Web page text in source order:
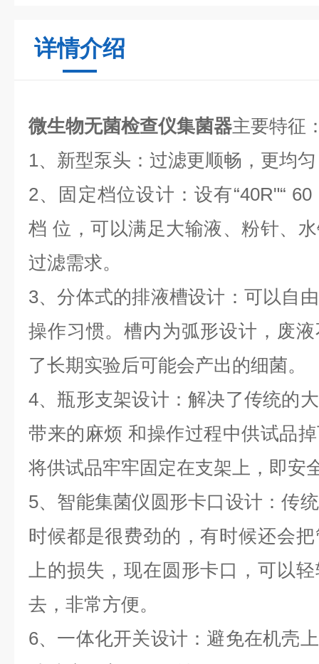
详情介绍
微生物无菌检查仪集菌器主要特征
1、新型泵头：过滤更顺畅，更均
2、固定档位设计：设有“40R"“ 60
档 位，可以满足大输液、粉针、
过滤需求。
3、分体式的排液槽设计：可以自
操作习惯。槽内为弧形设计，废
了长期实验后可能会产出的细菌。
4、瓶形支架设计：解决了传统的
带来的麻烦 和操作过程中供试品
将供试品牢牢固定在支架上，即安
5、智能集菌仪圆形卡口设计：传
时候都是很费劲的，有时候还会
上的损失，现在圆形卡口，可以
去，非常方便。
6、一体化开关设计：避免在机壳